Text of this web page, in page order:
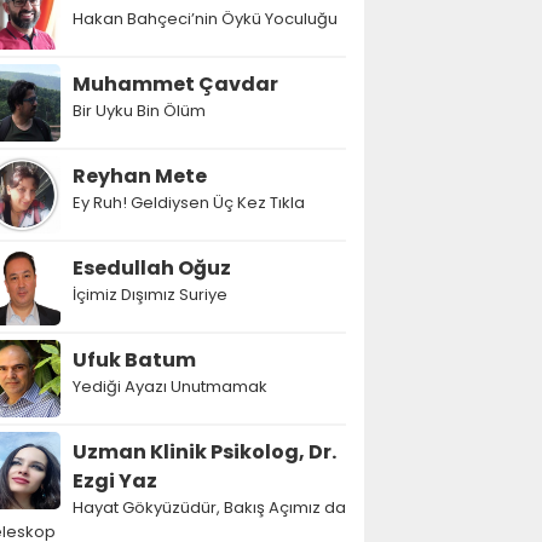
Hakan Bahçeci’nin Öykü Yoculuğu
Muhammet Çavdar
Bir Uyku Bin Ölüm
Reyhan Mete
Ey Ruh! Geldiysen Üç Kez Tıkla
Esedullah Oğuz
İçimiz Dışımız Suriye
Ufuk Batum
Yediği Ayazı Unutmamak
Uzman Klinik Psikolog, Dr.
Ezgi Yaz
Hayat Gökyüzüdür, Bakış Açımız da